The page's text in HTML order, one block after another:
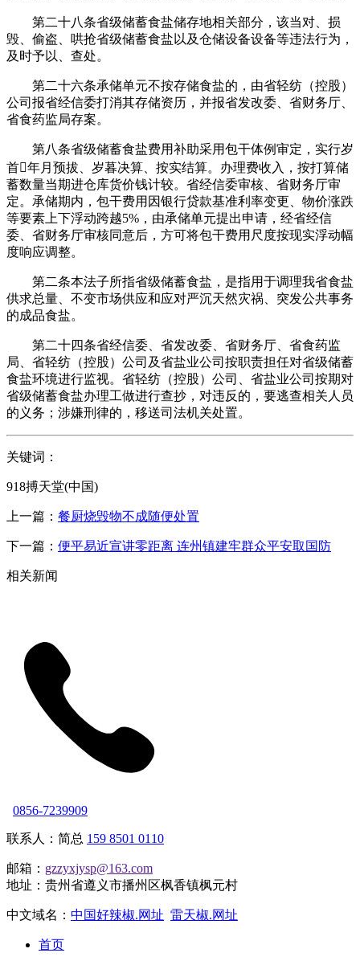
第二十八条省级储蓄食盐储存地相关部分，该当对、损
毁、偷盗、哄抢省级储蓄食盐以及仓储设备设备等违法行为，
及时予以、查处。
第二十六条承储单元不按存储食盐的，由省轻纺（控股）
公司报省经信委打消其存储资历，并报省发改委、省财务厅、
省食药监局存案。
第八条省级储蓄食盐费用补助采用包干体例审定，实行岁
首年月预拔、岁暮决算、按实结算。办理费收入，按打算储
蓄数量当期进仓库货价钱计较。省经信委审核、省财务厅审
定。承储期内，包干费用因银行贷款基准利率变更、物价涨跌
等要素上下浮动跨越5%，由承储单元提出申请，经省经信
委、省财务厅审核同意后，方可将包干费用尺度按现实浮动幅
度响应调整。
第二条本法子所指省级储蓄食盐，是指用于调理我省食盐
供求总量、不变市场供应和应对严沉天然灾祸、突发公共事务
的成品食盐。
第二十四条省经信委、省发改委、省财务厅、省食药监
局、省轻纺（控股）公司及省盐业公司按职责担任对省级储蓄
食盐环境进行监视。省轻纺（控股）公司、省盐业公司按期对
省级储蓄食盐办理工做进行查抄，对违反的，要逃查相关人员
的义务；涉嫌刑律的，移送司法机关处置。
关键词：
918搏天堂(中国)
上一篇： 餐厨烧毁物不成随便处置
下一篇： 便平易近宣讲零距离 连州镇建牢群众平安取国防
相关新闻
0856-7239909
联系人：简总 159 8501 0110
邮箱： gzzyxjysp@163.com
地址：贵州省遵义市播州区枫香镇枫元村
中文域名： 中国好辣椒.网址 雷天椒.网址
首页